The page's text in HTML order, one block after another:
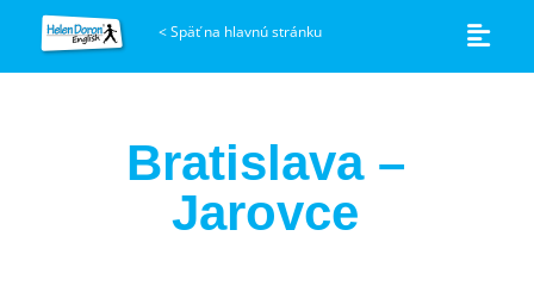
<Späť na hlavnú stránku
Bratislava –
Jarovce